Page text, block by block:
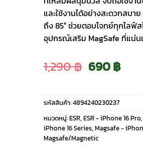
และใช้งานได้อย่างสะดวกสบ
ถึง 85° ช่วยตอบโจทย์ทุกไลฟ์ส
อุปกรณ์เสริม MagSafe ที่แน่น
1,290฿ Original
price
was:
1,290 ฿.
690฿
is:
รหัสสินค้า:4894240230237
หมวดหมู่:ESR, ESR - iPhone 16 Pro,
iPhone 16 Series, Magsafe -
Magsafe/Magnetic